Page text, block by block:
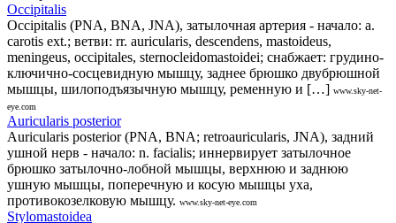
Occipitalis
Occipitalis (PNA, BNA, JNA), затылочная артерия - начало: a.
carotis ext.; ветви: rr. auricularis, descendens, mastoideus,
meningeus, occipitales, sternocleidomastoidei; снабжает: грудино-
ключично-сосцевидную мышцу, заднее брюшко двубрюшной
мышцы, шилоподъязычную мышцу, ременную и […] www.sky-net-
eye.com
Auricularis posterior
Auricularis posterior (PNA, BNA; retroauricularis, JNA), задний
ушной нерв - начало: n. facialis; иннервирует затылочное
брюшко затылочно-лобной мышцы, верхнюю и заднюю
ушную мышцы, поперечную и косую мышцы уха,
противокозелковую мышцу. www.sky-net-eye.com
Stylomastoidea